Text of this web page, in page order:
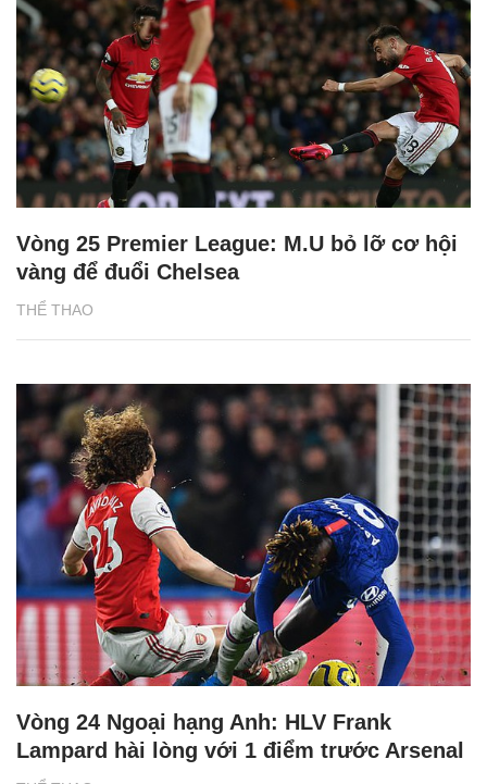
THỂ THAO
Vòng 25 Premier League: M.U bỏ lỡ cơ hội
vàng để đuổi Chelsea
Vòng 24 Ngoại hạng Anh: HLV Frank
Lampard hài lòng với 1 điểm trước Arsenal